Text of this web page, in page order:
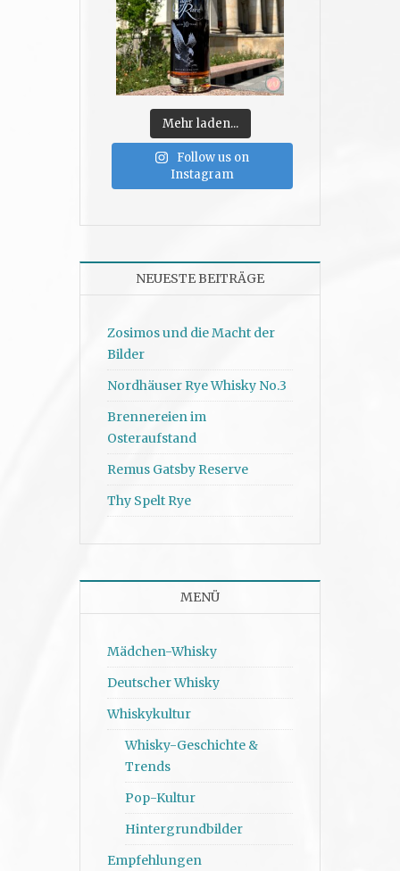
Mehr laden...
Follow us on
Instagram
NEUESTE BEITRÄGE
Zosimos und die Macht der
Bilder
Nordhäuser Rye Whisky No.3
Brennereien im
Osteraufstand
Remus Gatsby Reserve
Thy Spelt Rye
MENÜ
Mädchen-Whisky
Deutscher Whisky
Whiskykultur
Whisky-Geschichte &
Trends
Pop-Kultur
Hintergrundbilder
Empfehlungen